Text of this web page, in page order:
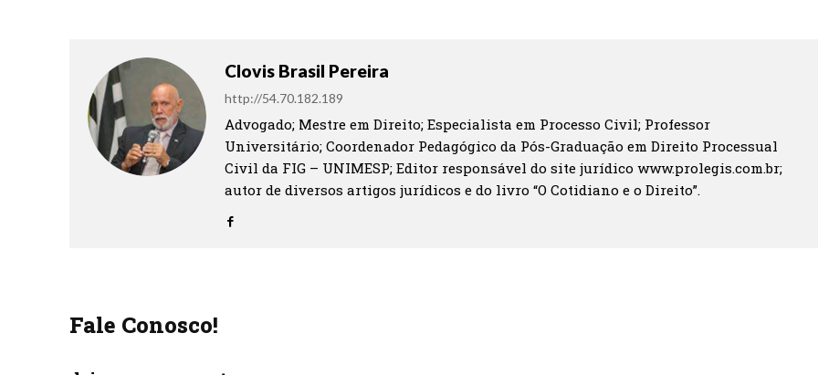
Clovis Brasil Pereira
http://54.70.182.189
Advogado; Mestre em Direito; Especialista em Processo Civil; Professor
Universitário; Coordenador Pedagógico da Pós-Graduação em Direito Processual
Civil da FIG – UNIMESP; Editor responsável do site jurídico www.prolegis.com.br;
autor de diversos artigos jurídicos e do livro “O Cotidiano e o Direito”.
Fale Conosco!